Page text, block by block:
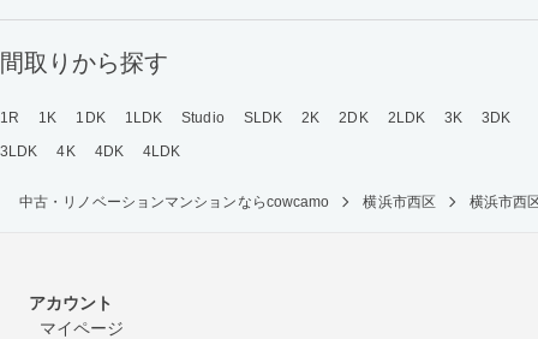
間取りから探す
1R 1K 1DK 1LDK Studio SLDK 2K 2DK 2LDK 3K
3DK
3LDK
4K 4DK 4LDK
中古・リノベーションマンションならcowcamo 横浜市西区 横浜市西
アカウント
マイページ